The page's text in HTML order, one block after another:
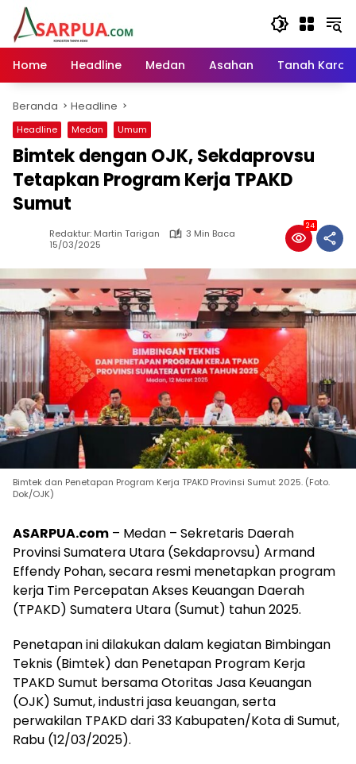
Langsung
konten
Home
Headline Medan Asahan Tanah Karo
Beranda Headline
Headline Medan Umum
Bimtek dengan OJK, Sekdaprovsu
Tetapkan Program Kerja TPAKD
Sumut
Redaktur: Martin Tarigan
3 Min Baca
15/03/2025
24
Bimtek dan Penetapan Program Kerja TPAKD Provinsi Sumut 2025. (Foto.
Dok/OJK)
ASARPUA.com – Medan – Sekretaris Daerah
Provinsi Sumatera Utara (Sekdaprovsu) Armand
Effendy Pohan, secara resmi menetapkan program
kerja Tim Percepatan Akses Keuangan Daerah
(TPAKD) Sumatera Utara (Sumut) tahun 2025.
Penetapan ini dilakukan dalam kegiatan Bimbingan
Teknis (Bimtek) dan Penetapan Program Kerja
TPAKD Sumut bersama Otoritas Jasa Keuangan
(OJK) Sumut, industri jasa keuangan, serta
perwakilan TPAKD dari 33 Kabupaten/Kota di Sumut,
Rabu (12/03/2025).